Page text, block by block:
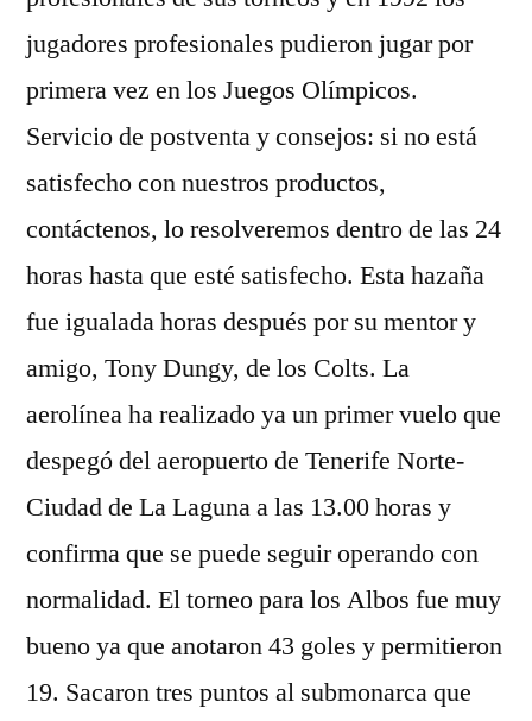
jugadores profesionales pudieron jugar por
primera vez en los Juegos Olímpicos.
Servicio de postventa y consejos: si no está
satisfecho con nuestros productos,
contáctenos, lo resolveremos dentro de las 24
horas hasta que esté satisfecho. Esta hazaña
fue igualada horas después por su mentor y
amigo, Tony Dungy, de los Colts. La
aerolínea ha realizado ya un primer vuelo que
despegó del aeropuerto de Tenerife Norte-
Ciudad de La Laguna a las 13.00 horas y
confirma que se puede seguir operando con
normalidad. El torneo para los Albos fue muy
bueno ya que anotaron 43 goles y permitieron
19. Sacaron tres puntos al submonarca que